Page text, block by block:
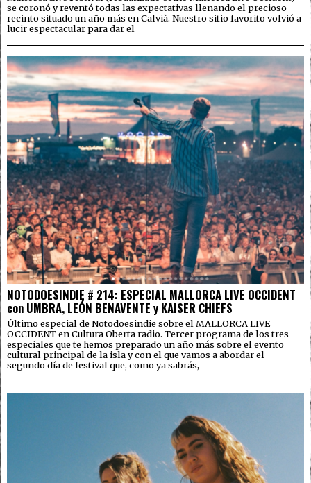
se coronó y reventó todas las expectativas llenando el precioso
recinto situado un año más en Calvià. Nuestro sitio favorito volvió a
lucir espectacular para dar el
NOTODOESINDIE # 214: ESPECIAL MALLORCA LIVE OCCIDENT
con UMBRA, LEÓN BENAVENTE y KAISER CHIEFS
Último especial de Notodoesindie sobre el MALLORCA LIVE
OCCIDENT en Cultura Oberta radio. Tercer programa de los tres
especiales que te hemos preparado un año más sobre el evento
cultural principal de la isla y con el que vamos a abordar el
segundo día de festival que, como ya sabrás,